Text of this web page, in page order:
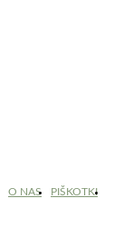
O NAS PIŠKOTKI